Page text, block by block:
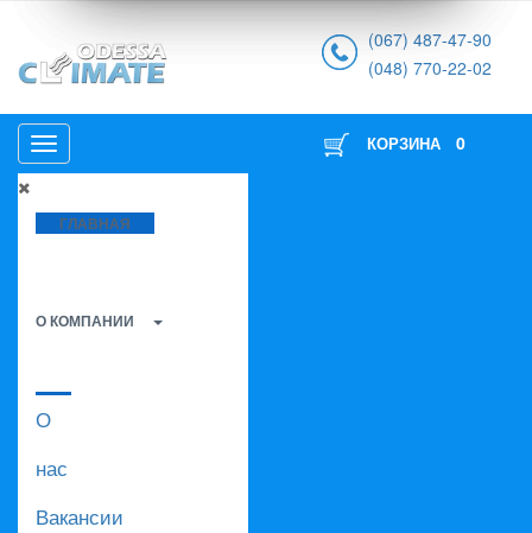
(067) 487-47-90
(048) 770-22-02
ГЛАВНАЯ
О КОМПАНИИ
О
нас
Вакансии
КОРЗИНА 0